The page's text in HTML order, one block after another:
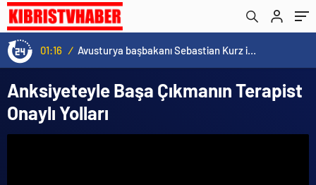
01:16 / Avusturya başbakanı Sebastian Kurz ile ilgili bilinmeyenler
Anksiyeteyle Başa Çıkmanın Terapist
Onaylı Yolları